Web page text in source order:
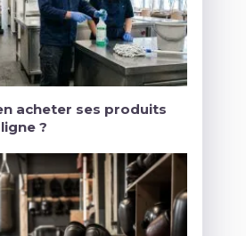
acheter ses produits
?